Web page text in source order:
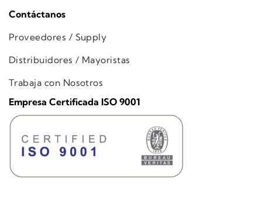
Contáctanos
Proveedores / Supply
Distribuidores / Mayoristas
Trabaja con Nosotros
Empresa Certificada ISO 9001